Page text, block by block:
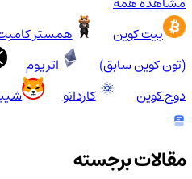
بیت کوین
همستر کامبت
(تون کوین سابق)
اتریوم
دوج کوین
کاردانو شیبا
مقالات برجسته